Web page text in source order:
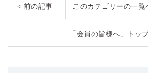
< 前の記事 このカテゴリーの一覧
「会員の皆様へ」トッ